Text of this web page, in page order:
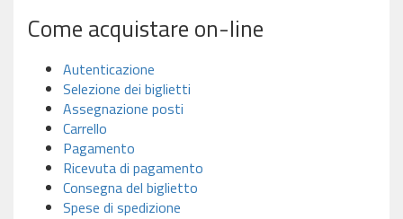
Come acquistare on-line
Autenticazione
Selezione dei biglietti
Assegnazione posti
Carrello
Pagamento
Ricevuta di pagamento
Consegna del biglietto
Spese di spedizione